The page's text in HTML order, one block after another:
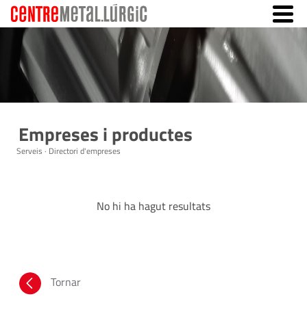
Empreses i productes
Serveis · Directori d'empreses
No hi ha hagut resultats
Tornar